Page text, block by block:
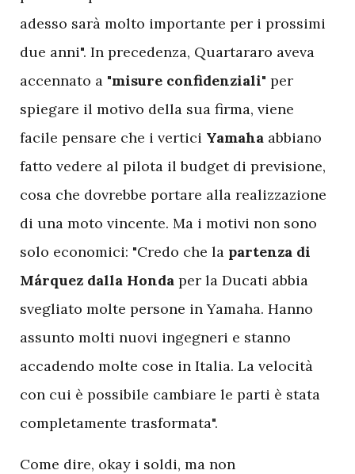
adesso sarà molto importante per i prossimi
due anni". In precedenza, Quartararo aveva
accennato a "misure confidenziali" per
spiegare il motivo della sua firma, viene
facile pensare che i vertici Yamaha abbiano
fatto vedere al pilota il budget di previsione,
cosa che dovrebbe portare alla realizzazione
di una moto vincente. Ma i motivi non sono
solo economici: "Credo che la partenza di
Márquez dalla Honda per la Ducati abbia
svegliato molte persone in Yamaha. Hanno
assunto molti nuovi ingegneri e stanno
accadendo molte cose in Italia. La velocità
con cui è possibile cambiare le parti è stata
completamente trasformata".
Come dire, okay i soldi, ma non